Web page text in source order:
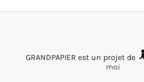
GRANDPAPIER est un projet de
moi